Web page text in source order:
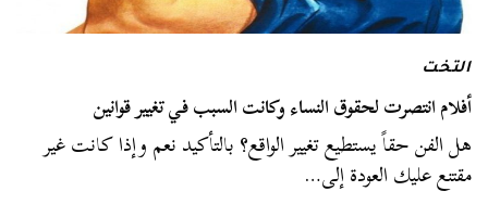
التخت
أفلام انتصرت لحقوق النساء وكانت السبب في تغيير قوانين
هل الفن حقاً يستطيع تغيير الواقع؟ بالتأكيد نعم وإذا كانت غير
مقتنع عليك العودة إلى…